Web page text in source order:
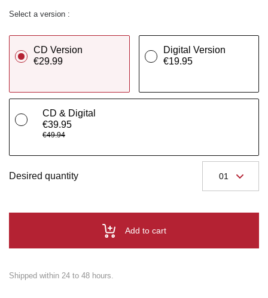
Select a version :
CD Version
€29.99
Digital Version
€19.95
CD & Digital
€39.95
€49.94
Desired quantity
Add to cart
Shipped within 24 to 48 hours.